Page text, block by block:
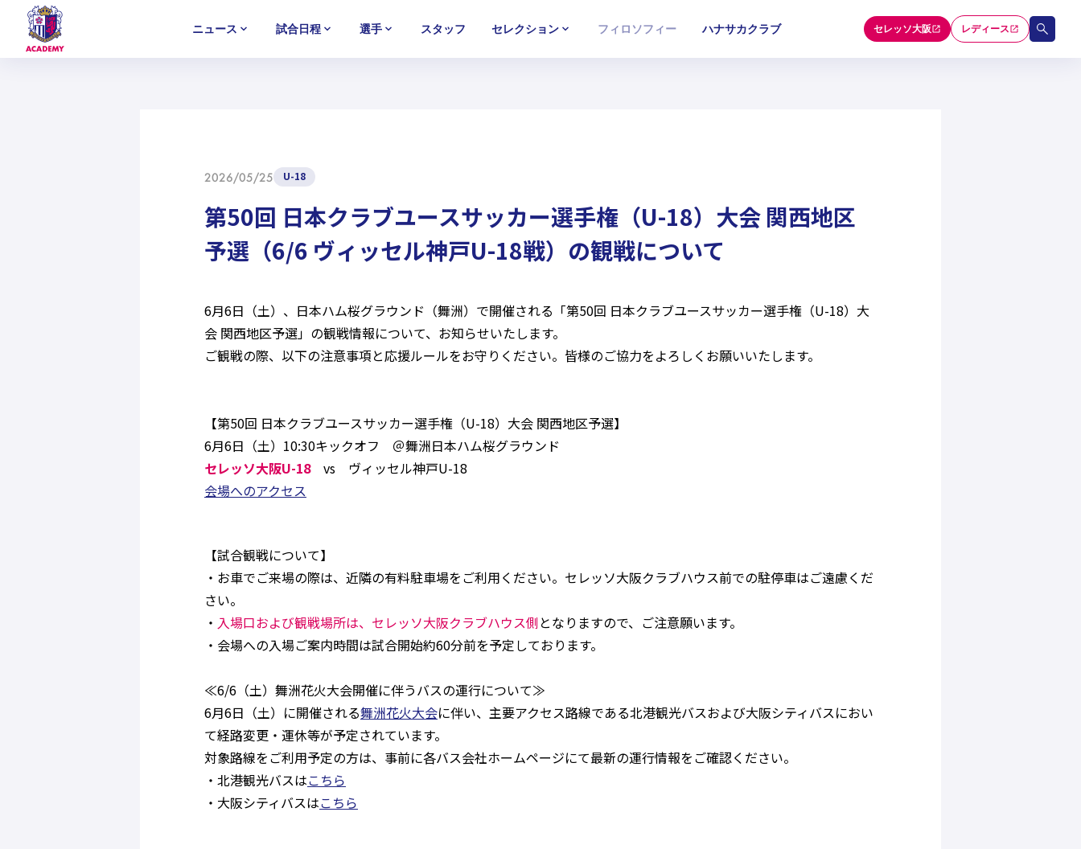
ニュース 試合日程 選手 スタッフ セレクション フィロソフィー ハナサカクラブ セレッソ大阪 レディース
2026/05/25 U-18
第50回 日本クラブユースサッカー選手権（U-18）大会 関西地区
予選（6/6 ヴィッセル神戸U-18戦）の観戦について
6月6日（土）、日本ハム桜グラウンド（舞洲）で開催される「第50回 日本クラブユースサッカー選手権（U-18）大
会 関西地区予選」の観戦情報について、お知らせいたします。
ご観戦の際、以下の注意事項と応援ルールをお守りください。皆様のご協力をよろしくお願いいたします。
【第50回 日本クラブユースサッカー選手権（U-18）大会 関西地区予選】
6月6日（土）10:30キックオフ ＠舞洲日本ハム桜グラウンド
セレッソ大阪U-18vs ヴィッセル神戸U-18
会場へのアクセス
【試合観戦について】
・お車でご来場の際は、近隣の有料駐車場をご利用ください。セレッソ大阪クラブハウス前での駐停車はご遠慮くだ
さい。
・ 入場口および観戦場所は、セレッソ大阪クラブハウス側となりますので、ご注意願います。
・会場への入場ご案内時間は試合開始約60分前を予定しております。
≪6/6（土）舞洲花火大会開催に伴うバスの運行について≫
6月6日（土）に開催される舞洲花火大会に伴い、主要アクセス路線である北港観光バスおよび大阪シティバスにおい
て経路変更・運休等が予定されています。
対象路線をご利用予定の方は、事前に各バス会社ホームページにて最新の運行情報をご確認ください。
・北港観光バスはこちら
・大阪シティバスはこちら